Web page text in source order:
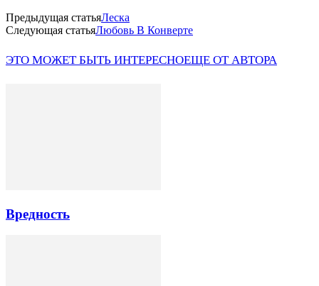
Предыдущая статьяЛеска
Следующая статьяЛюбовь В Конверте
ЭТО МОЖЕТ БЫТЬ ИНТЕРЕСНОЕЩЕ ОТ АВТОРА
Вредность